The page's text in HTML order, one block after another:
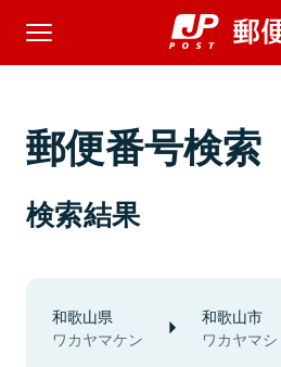
郵便番号検索
検索結果
和歌山県
ワカヤマケン
和歌山市
ワカヤマシ